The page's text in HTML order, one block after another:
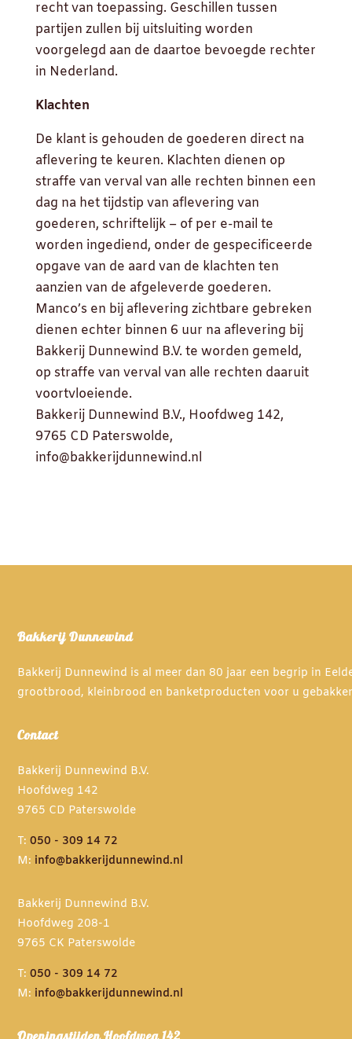
recht van toepassing. Geschillen tussen
partijen zullen bij uitsluiting worden
voorgelegd aan de daartoe bevoegde rechter
in Nederland.
Klachten
De klant is gehouden de goederen direct na
aflevering te keuren. Klachten dienen op
straffe van verval van alle rechten binnen een
dag na het tijdstip van aflevering van
goederen, schriftelijk – of per e-mail te
worden ingediend, onder de gespecificeerde
opgave van de aard van de klachten ten
aanzien van de afgeleverde goederen.
Manco’s en bij aflevering zichtbare gebreken
dienen echter binnen 6 uur na aflevering bij
Bakkerij Dunnewind B.V. te worden gemeld,
op straffe van verval van alle rechten daaruit
voortvloeiende.
Bakkerij Dunnewind B.V., Hoofdweg 142,
9765 CD Paterswolde,
info@bakkerijdunnewind.nl
Bakkerij Dunnewind
Bakkerij Dunnewind is al meer dan 80 jaar een begrip in
grootbrood, kleinbrood en banketproducten voor u
Contact
Bakkerij Dunnewind B.V.
Hoofdweg 142
9765 CD Paterswolde
T:050 - 309 14 72
M: info@bakkerijdunnewind.nl
Bakkerij Dunnewind B.V.
Hoofdweg 208-1
9765 CK Paterswolde
T:050 - 309 14 72
M: info@bakkerijdunnewind.nl